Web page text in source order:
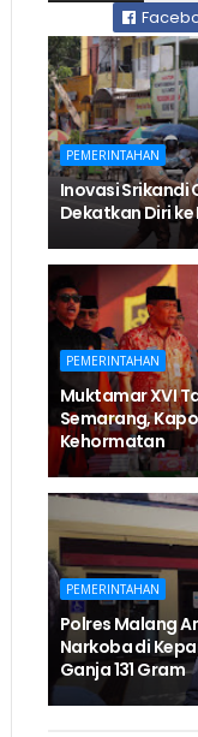
PEMERINTAHAN
Inovasi Srikandi
Dekatkan Diri
PEMERINTAHAN
Muktamar XVI
Semarang,
Kehormatan
PEMERINTAHAN
Polres Malang
Narkoba di
Ganja 131 Gram